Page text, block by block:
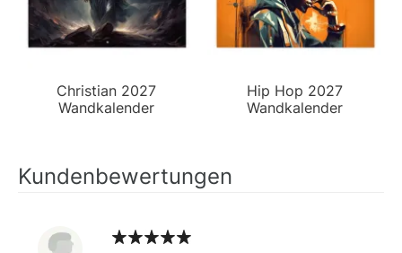
Christian 2027
Wandkalender
Hip Hop 2027
Wandkalender
Kundenbewertungen